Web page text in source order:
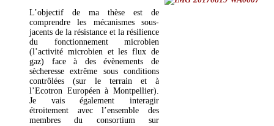
L’objectif de ma thèse est de
comprendre les mécanismes sous-
jacents de la résistance et la résilience
du fonctionnement microbien
(l’activité microbien et les flux de
gaz) face à des évènements de
sècheresse extrême sous conditions
contrôlées (sur le terrain et à
l’Ecotron Européen à Montpellier).
Je vais également interagir
étroitement avec l’ensemble des
membres du consortium sur